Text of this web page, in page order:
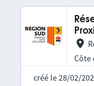
Côte
créé le 28/02/